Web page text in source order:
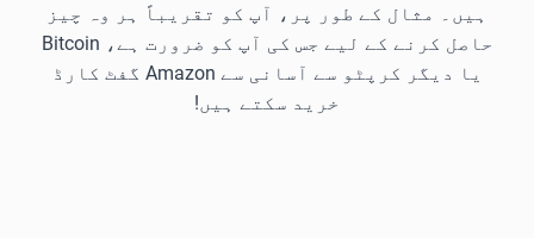
ہیں۔ مثال کے طور پر، آپ کو تقریباً ہر وہ چیز
حاصل کرنے کے لیے جس کی آپ کو ضرورت ہے، Bitcoin
یا دیگر کرپٹو سے آسانی سے Amazon گفٹ کارڈ
خرید سکتے ہیں!